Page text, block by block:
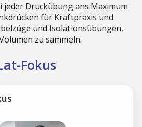
jeder Druckübung ans Maximum
für Kraftpraxis und
und Isolationsübungen,
zu sammeln.
Fokus